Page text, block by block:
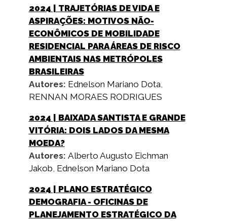
2024 | TRAJETÓRIAS DE VIDA E
ASPIRAÇÕES: MOTIVOS NÃO-
ECONÔMICOS DE MOBILIDADE
RESIDENCIAL PARA ÁREAS DE RISCO
AMBIENTAIS NAS METRÓPOLES
BRASILEIRAS
Autores: Ednelson Mariano Dota,
RENNAN MORAES RODRIGUES
2024 | BAIXADA SANTISTA E GRANDE
VITÓRIA: DOIS LADOS DA MESMA
MOEDA?
Autores: Alberto Augusto Eichman
Jakob Ednelson Mariano Dota
2024 | PLANO ESTRATÉGICO
DEMOGRAFIA - OFICINAS DE
PLANEJAMENTO ESTRATÉGICO DA